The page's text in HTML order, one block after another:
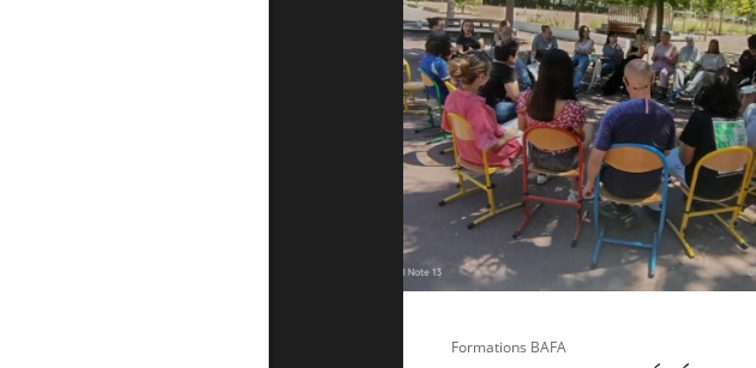
Formations BAFA